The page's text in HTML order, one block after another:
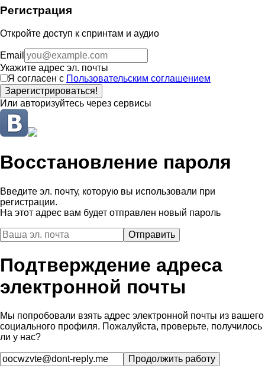
Регистрация
Откройте доступ к спринтам и аудио
Email
Укажите адрес эл. почты
Я согласен с Пользовательским соглашением
Зарегистрироваться!
Или авторизуйтесь через сервисы
Восстановление пароля
Введите эл. почту, которую вы использовали при
регистрации.
На этот адрес вам будет отправлен новый пароль
Подтверждение адреса
электронной почты
Мы попробовали взять адрес электронной почты из вашего
социального профиля. Пожалуйста, проверьте, получилось
ли у нас?